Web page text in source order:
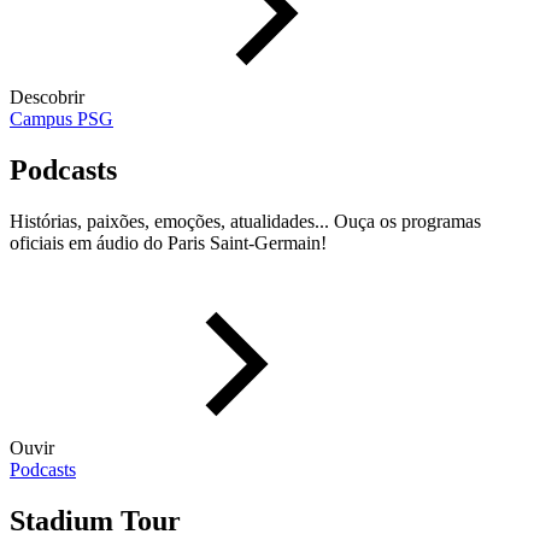
Descobrir
Campus PSG
Podcasts
Histórias, paixões, emoções, atualidades... Ouça os programas
oficiais em áudio do Paris Saint-Germain!
Ouvir
Podcasts
Stadium Tour